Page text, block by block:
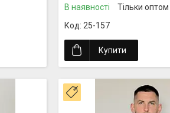
В наявності
Тільки оптом
25-157
Купити